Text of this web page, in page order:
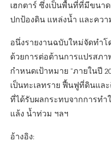
เฮกตาร์ ซึ่งเป็นพื้นที่ที่มีขนา
ปกป้องดิน แหล่งน้ำ และคว
อนึ่งรายงานฉบับใหม่จัดทำ
ด้วยการต่อต้านการแปรสภา
กำหนดเป้าหมาย “ภายในปี
เป็นทะเลทราย ฟื้นฟูที่ดินแล
ที่ได้รับผลกระทบจากการทำ
แล้ง น้ำท่วม ฯลฯ
อ้างอิง: